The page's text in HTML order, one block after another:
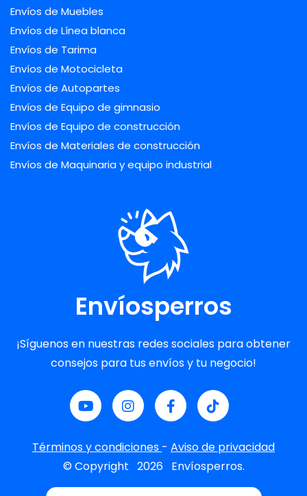
Envíos de Muebles
Envíos de Línea blanca
Envíos de Tarima
Envíos de Motocicleta
Envíos de Autopartes
Envíos de Equipo de gimnasio
Envíos de Equipo de construcción
Envíos de Materiales de construcción
Envíos de Maquinaria y equipo industrial
Envíosperros
¡Síguenos en nuestras redes sociales para obtener
consejos para tus envíos y tu negocio!
Términos y condiciones - Aviso de privacidad
© Copyright 2026 Envíosperros.